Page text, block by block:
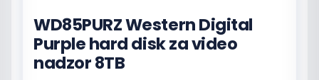
WD85PURZ Western Digital
Purple hard disk za video
nadzor 8TB